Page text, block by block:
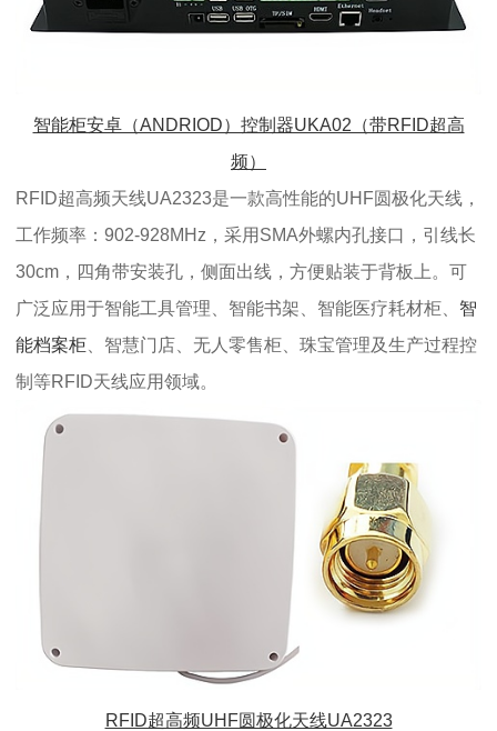
智能柜安卓（ANDRIOD）控制器UKA02（带RFID超高
频）
RFID超高频天线UA2323是一款高性能的UHF圆极化天线，
工作频率：902-928MHz，采用SMA外螺内孔接口，引线长
30cm，四角带安装孔，侧面出线，方便贴装于背板上。可
广泛应用于智能工具管理、智能书架、智能医疗耗材柜、 智
能档案柜 、智慧门店、无人零售柜、珠宝管理及生产过程控
制等RFID天线应用领域。
RFID超高频UHF圆极化天线UA2323